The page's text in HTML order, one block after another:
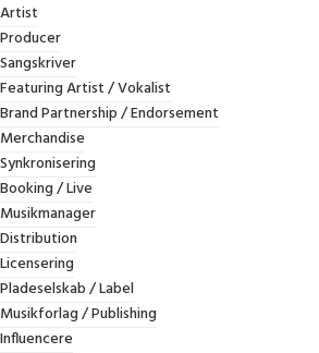
Artist
Producer
Sangskriver
Featuring Artist / Vokalist
Brand Partnership / Endorsement
Merchandise
Synkronisering
Booking / Live
Musikmanager
Distribution
Licensering
Pladeselskab / Label
Musikforlag / Publishing
Influencere
Om Jessels Law Firm